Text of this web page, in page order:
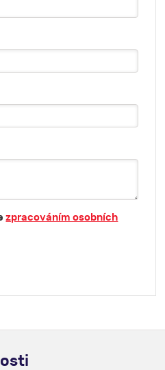
zpracováním osobních